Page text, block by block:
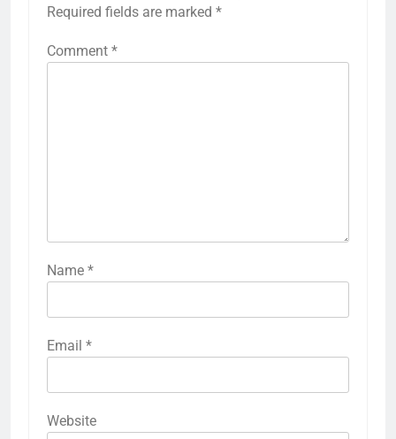
Required fields are marked *
Comment *
Name *
Email *
Website